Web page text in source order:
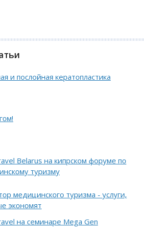
и послойная кератопластика
Belarus на кипрском форуме по
туризму
медицинского туризма - услуги,
экономят
на семинаре Mega Gen